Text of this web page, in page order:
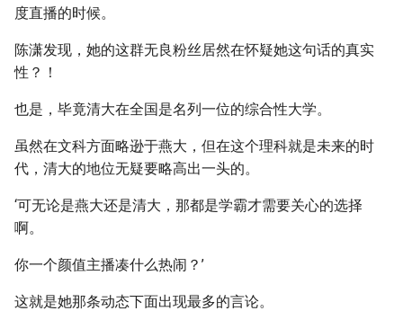
度直播的时候。
陈潇发现，她的这群无良粉丝居然在怀疑她这句话的真实
性？！
也是，毕竟清大在全国是名列一位的综合性大学。
虽然在文科方面略逊于燕大，但在这个理科就是未来的时
代，清大的地位无疑要略高出一头的。
‘可无论是燕大还是清大，那都是学霸才需要关心的选择
啊。
你一个颜值主播凑什么热闹？’
这就是她那条动态下面出现最多的言论。